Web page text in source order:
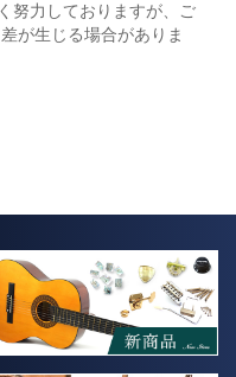
努力しておりますが、ご
が生じる場合がありま